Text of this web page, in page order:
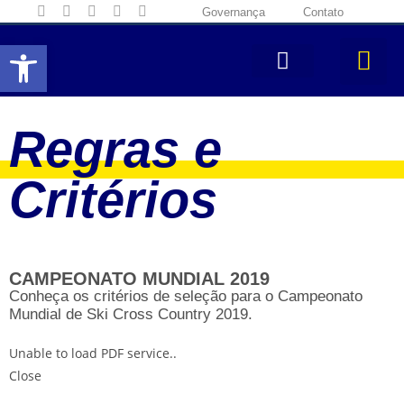
Abrir a barra de ferramentas
Governança Contato
Regras e
Critérios
CAMPEONATO MUNDIAL 2019
Conheça os critérios de seleção para o Campeonato
Mundial de Ski Cross Country 2019.
Unable to load PDF service..
Close